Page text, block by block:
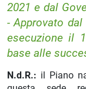
2021 e dal
- Approvato
esecuzione il
base alle
N.d.R.: il Piano